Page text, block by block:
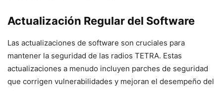
Actualización Regular del Software
Las actualizaciones de software son cruciales para
mantener la seguridad de las radios TETRA. Estas
actualizaciones a menudo incluyen parches de seguridad
que corrigen vulnerabilidades y mejoran el desempeño del